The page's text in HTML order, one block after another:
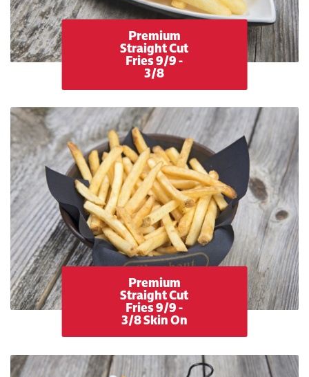
Premium
Straight Cut
Fries 9/9 -
3/8
Premium
Straight Cut
Fries 9/9 -
3/8 Skin On